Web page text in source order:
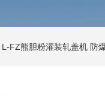
L-FZ熊胆粉灌装轧盖机 防